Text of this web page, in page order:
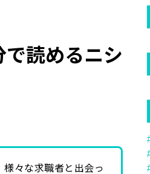
読めるニシ
様々な求職者と出会っ